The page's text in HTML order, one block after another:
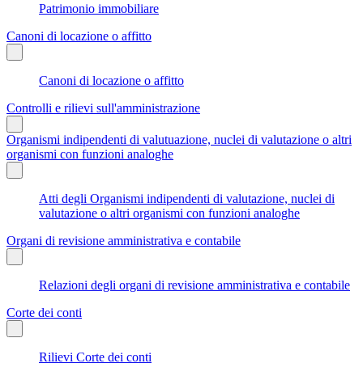
Patrimonio immobiliare
Canoni di locazione o affitto
Canoni di locazione o affitto
Controlli e rilievi sull'amministrazione
Organismi indipendenti di valutuazione, nuclei di valutazione o altri
organismi con funzioni analoghe
Atti degli Organismi indipendenti di valutazione, nuclei di
valutazione o altri organismi con funzioni analoghe
Organi di revisione amministrativa e contabile
Relazioni degli organi di revisione amministrativa e contabile
Corte dei conti
Rilievi Corte dei conti